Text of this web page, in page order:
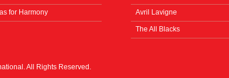
for Harmony Avril Lavigne
The All Blacks
All Rights Reserved.